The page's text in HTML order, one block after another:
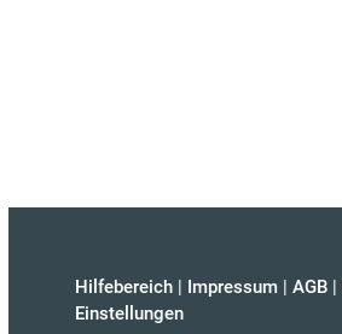
Hilfebereich | Impressum | AGB |
Einstellungen